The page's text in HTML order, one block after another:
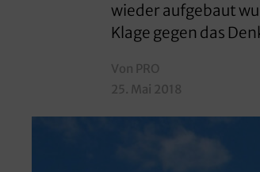
wieder aufgebaut
Klage gegen das
Von PRO
25. Mai 2018